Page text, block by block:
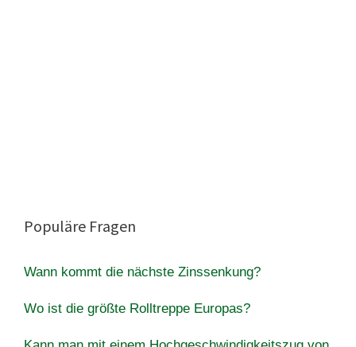
Populäre Fragen
Wann kommt die nächste Zinssenkung?
Wo ist die größte Rolltreppe Europas?